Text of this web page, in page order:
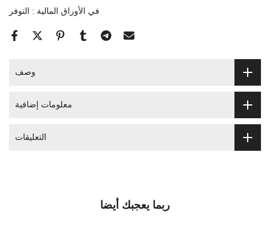
التوفر : في الأوراق المالية
وصف
معلومات إضافية
التعليقات
ربما يعجبك أيضا